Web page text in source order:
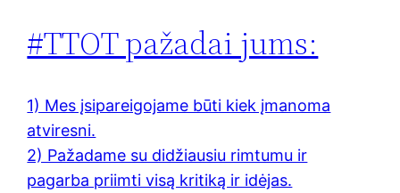
#TTOT pažadai jums:
1) Mes įsipareigojame būti kiek įmanoma
atviresni.
2) Pažadame su didžiausiu rimtumu ir
pagarba priimti visą kritiką ir idėjas.